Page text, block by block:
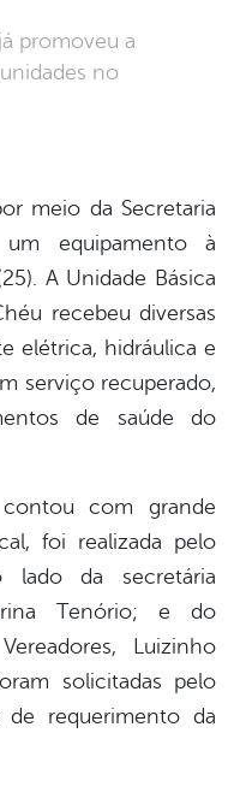
no
meio da Secretaria
equipamento à
A Unidade Básica
recebeu diversas
elétrica, hidráulica e
serviço recuperado,
de saúde do
com grande
foi realizada pelo
lado da secretária
Tenório; e do
Luizinho
solicitadas pelo
de requerimento da